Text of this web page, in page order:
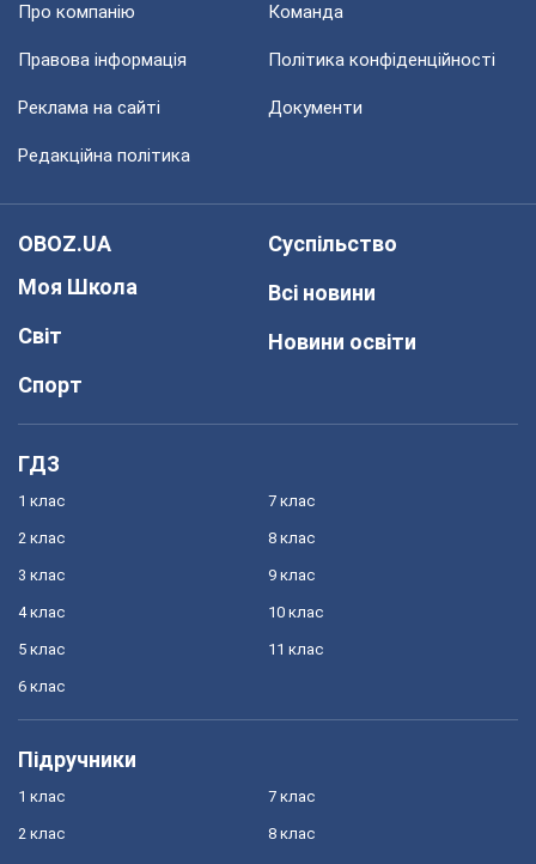
Про компанію Команда
Правова інформація Політика конфіденційності
Реклама на сайті Документи
Редакційна політика
OBOZ.UA
Моя Школа
Світ
Спорт
Суспільство
Всі новини
Новини освіти
ГДЗ
1 клас
2 клас
3 клас
4 клас
5 клас
6 клас
7 клас
8 клас
9 клас
10 клас
11 клас
Підручники
1 клас
2 клас
7 клас
8 клас